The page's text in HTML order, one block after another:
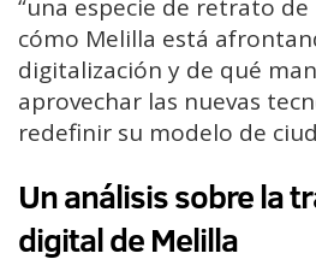
“una especie de retrato de
cómo Melilla está
digitalización y de qué
aprovechar las nuevas
redefinir su modelo de
Un análisis sobre la
digital de Melilla